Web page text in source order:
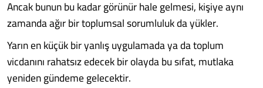
Ancak bunun bu kadar görünür hale gelmesi, kişiye aynı
zamanda ağır bir toplumsal sorumluluk da yükler.
Yarın en küçük bir yanlış uygulamada ya da toplum
vicdanını rahatsız edecek bir olayda bu sıfat, mutlaka
yeniden gündeme gelecektir.